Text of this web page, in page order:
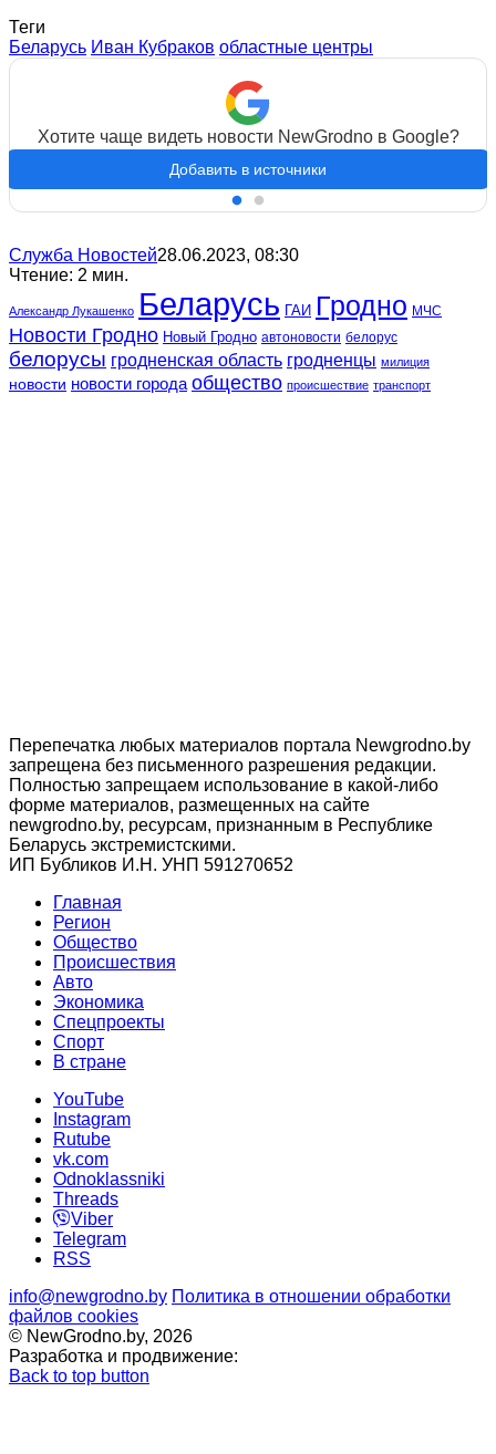
Теги
Беларусь Иван Кубраков областные центры
Хотите чаще видеть новости NewGrodno в Google?
Добавить в источники
Служба Новостей28.06.2023, 08:30
Чтение: 2 мин.
Александр Лукашенко Беларусь ГАИ Гродно МЧС
Новости Гродно Новый Гродно автоновости белорус
белорусы гродненская область гродненцы милиция
новости новости города общество происшествие транспорт
Перепечатка любых материалов портала Newgrodno.by
запрещена без письменного разрешения редакции.
Полностью запрещаем использование в какой-либо
форме материалов, размещенных на сайте
newgrodno.by, ресурсам, признанным в Республике
Беларусь экстремистскими.
ИП Бубликов И.Н. УНП 591270652
Главная
Регион
Общество
Происшествия
Авто
Экономика
Спецпроекты
Cпорт
В стране
YouTube
Instagram
Rutube
vk.com
Odnoklassniki
Threads
Viber
Telegram
RSS
info@newgrodno.by Политика в отношении обработки
файлов cookies
© NewGrodno.by, 2026
Разработка и продвижение:
Back to top button